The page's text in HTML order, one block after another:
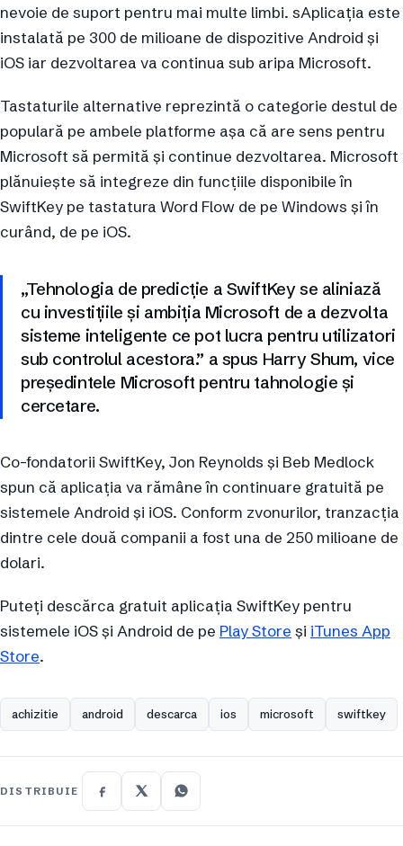
nevoie de suport pentru mai multe limbi. sAplicația este
instalată pe 300 de milioane de dispozitive Android și
iOS iar dezvoltarea va continua sub aripa Microsoft.
Tastaturile alternative reprezintă o categorie destul de
populară pe ambele platforme așa că are sens pentru
Microsoft să permită și continue dezvoltarea. Microsoft
plănuiește să integreze din funcțiile disponibile în
SwiftKey pe tastatura Word Flow de pe Windows și în
curând, de pe iOS.
„Tehnologia de predicție a SwiftKey se aliniază
cu investițiile și ambiția Microsoft de a dezvolta
sisteme inteligente ce pot lucra pentru utilizatori
sub controlul acestora.” a spus Harry Shum, vice
președintele Microsoft pentru tahnologie și
cercetare.
Co-fondatorii SwiftKey, Jon Reynolds și Beb Medlock
spun că aplicația va rămâne în continuare gratuită pe
sistemele Android și iOS. Conform zvonurilor, tranzacția
dintre cele două companii a fost una de 250 milioane de
dolari.
Puteți descărca gratuit aplicația SwiftKey pentru
sistemele iOS și Android de pe Play Store și iTunes App
Store.
achizitie android descarca ios microsoft swiftkey
DISTRIBUIE